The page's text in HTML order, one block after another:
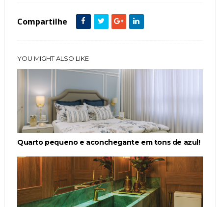
Compartilhe
YOU MIGHT ALSO LIKE
Quarto pequeno e aconchegante em tons de azul!